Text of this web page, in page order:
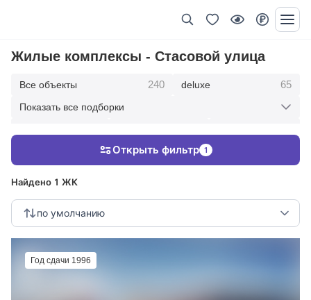
Жилые комплексы - Стасовой улица
Все объекты 240 deluxe 65
123 клубные дома
Показать все подборки
Найдено 1 ЖК
по умолчанию
Открыть фильтр 1
Год сдачи 1996